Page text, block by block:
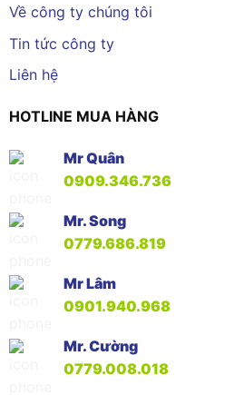
Về công ty chúng tôi
Tin tức công ty
Liên hệ
HOTLINE MUA HÀNG
Mr Quân
0909.346.736
Mr. Song
0779.686.819
Mr Lâm
0901.940.968
Mr. Cường
0779.008.018